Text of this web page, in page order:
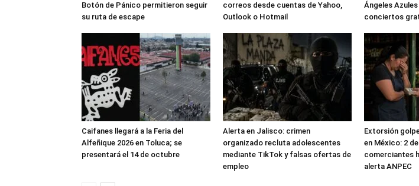
Botón de Pánico permitieron seguir
su ruta de escape
correos desde cuentas de Yahoo,
Outlook o Hotmail
Ángeles
conciertos
Caifanes llegará a la Feria del
Alfeñique 2026 en Toluca; se
presentará el 14 de octubre
Alerta en Jalisco: crimen
organizado recluta adolescentes
mediante TikTok y falsas ofertas de
empleo
Extorsión
en México: 2
comerciantes
alerta ANPEC